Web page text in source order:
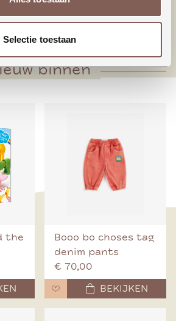
Selectie toestaan
onderaan
binnen
the
Booo bo choses tag
denim pants
€ 70,00
BEKIJKEN